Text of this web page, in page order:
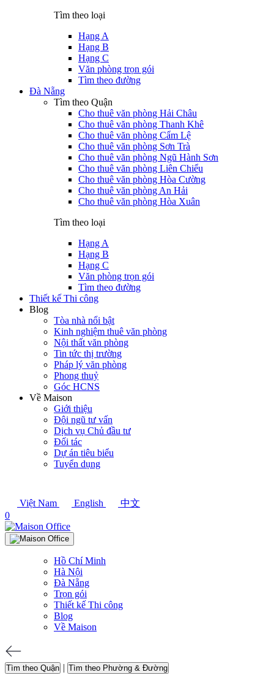
Tìm theo loại
Hạng A
Hạng B
Hạng C
Văn phòng trọn gói
Tìm theo đường
Đà Nẵng
Tìm theo Quận
Cho thuê văn phòng Hải Châu
Cho thuê văn phòng Thanh Khê
Cho thuê văn phòng Cẩm Lệ
Cho thuê văn phòng Sơn Trà
Cho thuê văn phòng Ngũ Hành Sơn
Cho thuê văn phòng Liên Chiểu
Cho thuê văn phòng Hòa Cường
Cho thuê văn phòng An Hải
Cho thuê văn phòng Hòa Xuân
Tìm theo loại
Hạng A
Hạng B
Hạng C
Văn phòng trọn gói
Tìm theo đường
Thiết kế Thi công
Blog
Tòa nhà nổi bật
Kinh nghiệm thuê văn phòng
Nội thất văn phòng
Tin tức thị trường
Pháp lý văn phòng
Phong thuỷ
Góc HCNS
Về Maison
Giới thiệu
Đội ngũ tư vấn
Dịch vụ Chủ đầu tư
Đối tác
Dự án tiêu biểu
Tuyển dụng
Việt Nam English
中文
0
Hồ Chí Minh
Hà Nội
Đà Nẵng
Trọn gói
Thiết kế Thi công
Blog
Về Maison
Tìm theo Quận | Tìm theo Phường & Đường